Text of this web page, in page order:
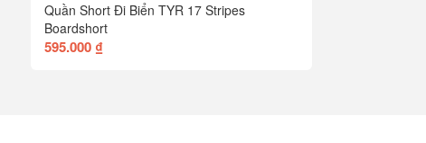
Quần Short Đi Biển TYR 17 Stripes
Boardshort
595.000 ₫